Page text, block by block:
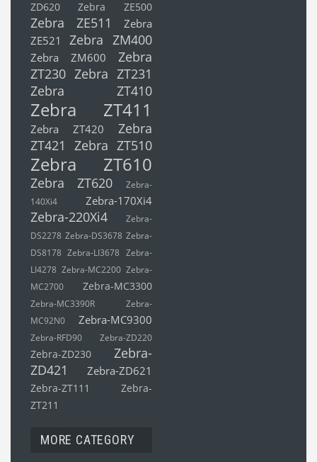
ZD620
Zebra ZE500
Zebra ZE511
Zebra
ZE521
Zebra ZM400
Zebra ZM600
Zebra
ZT230 Zebra ZT231
Zebra ZT410
Zebra ZT411
Zebra ZT420
Zebra
ZT421
Zebra ZT510
Zebra ZT610
Zebra ZT620
Zebra-
140Xi4
Zebra-170Xi4
Zebra-220Xi4
Zebra-
DS2278 Zebra-DS3678 Zebra-
DS8178 Zebra-LI3678 Zebra-
LI4278 Zebra-MC2200 Zebra-
MC2700
Zebra-MC3300
Zebra-MC3390R
Zebra-
MC92N0
Zebra-MC9300
Zebra-RFD90 Zebra-ZD220
Zebra-ZD230
Zebra-
ZD421
Zebra-ZD621
Zebra-ZT111
Zebra-
ZT211
MORE CATEGORY